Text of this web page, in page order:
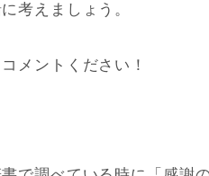
考えましょう。
メントください！